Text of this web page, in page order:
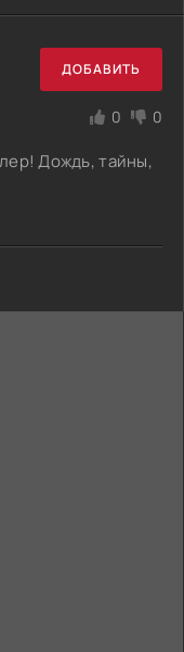
ДОБАВИТЬ
0 0
Дождь, тайны,